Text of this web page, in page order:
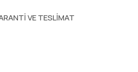
VE TESLIMAT